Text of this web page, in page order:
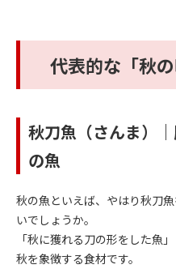
代表的な「秋
秋刀魚（さんま）
の魚
秋の魚といえば、やはり秋刀
いでしょうか。
「秋に獲れる刀の形をした魚
秋を象徴する食材です。